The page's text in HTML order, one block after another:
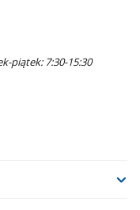
piątek: 7:30-15:30